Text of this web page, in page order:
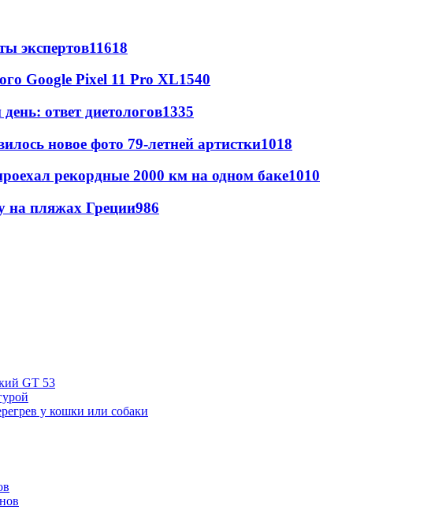
экспертов11618
Google Pixel 11 Pro XL1540
ответ диетологов1335
новое фото 79-летней артистки1018
рекордные 2000 км на одном баке1010
на пляжах Греции986
GT 53
у кошки или собаки